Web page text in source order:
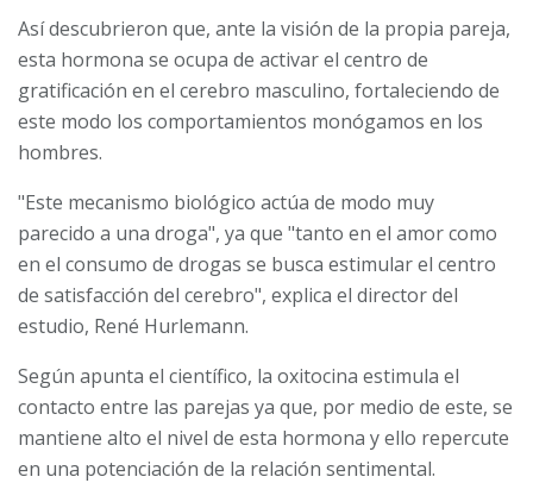
Así descubrieron que, ante la visión de la propia pareja,
esta hormona se ocupa de activar el centro de
gratificación en el cerebro masculino, fortaleciendo de
este modo los comportamientos monógamos en los
hombres.
"Este mecanismo biológico actúa de modo muy
parecido a una droga", ya que "tanto en el amor como
en el consumo de drogas se busca estimular el centro
de satisfacción del cerebro", explica el director del
estudio, René Hurlemann.
Según apunta el científico, la oxitocina estimula el
contacto entre las parejas ya que, por medio de este, se
mantiene alto el nivel de esta hormona y ello repercute
en una potenciación de la relación sentimental.